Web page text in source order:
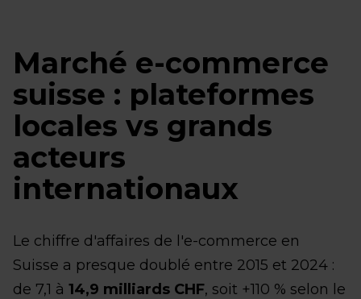
Marché e-commerce
suisse : plateformes
locales vs grands
acteurs
internationaux
Le chiffre d'affaires de l'e-commerce en
Suisse a presque doublé entre 2015 et 2024 :
de 7,1 à 14,9 milliards CHF, soit +110 % selon le